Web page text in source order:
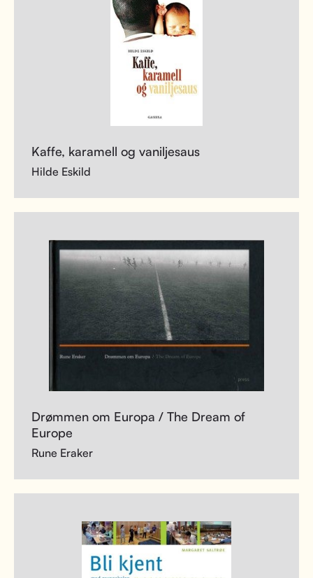
Kaffe, karamell og vaniljesaus
Hilde Eskild
Drømmen om Europa / The Dream of
Europe
Rune Eraker